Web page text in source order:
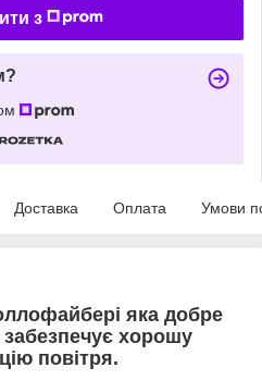
з
Доставка Оплата Умови
яка добре
забезпечує хорошу
повітря.